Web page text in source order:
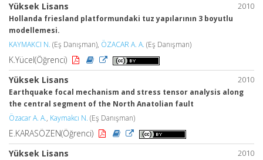
2010
Yüksek Lisans
Hollanda friesland platformundaki tuz yapılarının 3 boyutlu
modellemesi.
KAYMAKCI N. (Eş Danışman), ÖZACAR A. A. (Eş Danışman)
K.Yücel(Öğrenci)
2010
Yüksek Lisans
Earthquake focal mechanism and stress tensor analysis along
the central segment of the North Anatolian fault
Özacar A. A., Kaymakcı N. (Eş Danışman)
E.KARASÖZEN(Öğrenci)
2010
Yüksek Lisans